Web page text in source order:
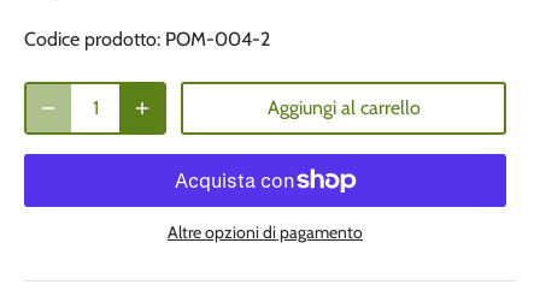
Codice prodotto: POM-004-2
Aggiungi al carrello
Altre opzioni di pagamento